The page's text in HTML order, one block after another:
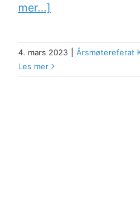
mer...]
4. mars 2023
Årsmøtereferat
Les mer